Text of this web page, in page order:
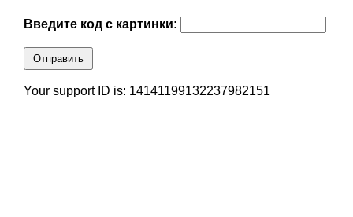
Введите код с картинки:
Отправить
Your support ID is: 14141199132237982151